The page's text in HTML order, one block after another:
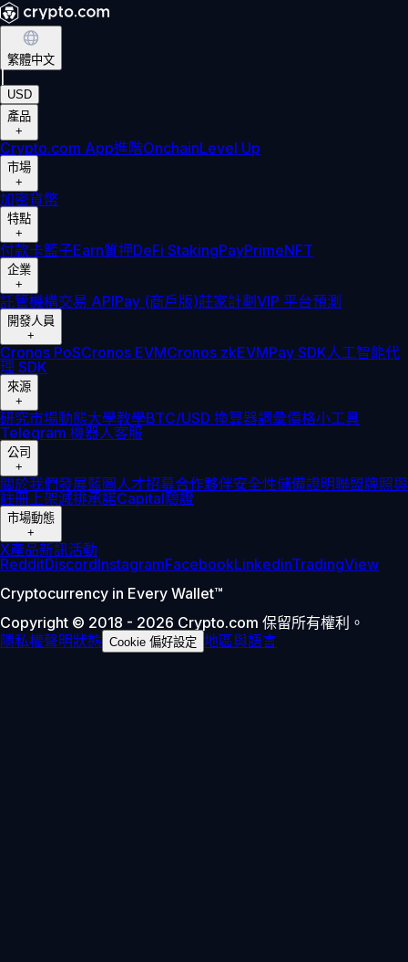
繁體中文
USD
產品
+
Crypto.com App進階OnchainLevel Up
市場
+
加密貨幣
特點
+
付款卡籃子Earn質押DeFi StakingPayPrimeNFT
企業
+
託管機構交易 APIPay (商戶版)莊家計劃 VIP 平台預測
開發人員
+
Cronos PoSCronos EVMCronos zkEVMPay SDK人工智能代
理 SDK
來源
+
研究市場動態大學教學BTC/USD 換算器詞彙價格小工具
Telegram 機器人客服
公司
+
關於我們發展藍圖人才招募合作夥伴安全性儲備證明聯盟牌照與
註冊上架減排承諾Capital驗證
市場動態
+
X產品新訊活動
RedditDiscordInstagramFacebookLinkedinTradingView
Cryptocurrency in Every Wallet™
Copyright © 2018 - 2026 Crypto.com 保留所有權利。
隱私權聲明狀態 Cookie 偏好設定 地區與語言